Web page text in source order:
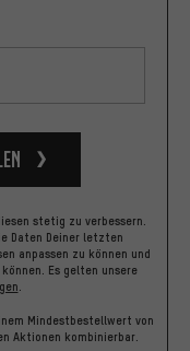
stetig zu verbessern.
Daten Deiner letzten
anpassen zu können und
Es gelten unsere
.
Mindestbestellwert von
Aktionen kombinierbar.